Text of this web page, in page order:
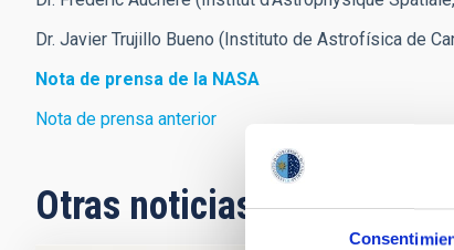
Dr. Javier Trujillo Bueno (Instituto de Astrofísica de
Nota de prensa de la NASA
Nota de prensa anterior
Otras noticias